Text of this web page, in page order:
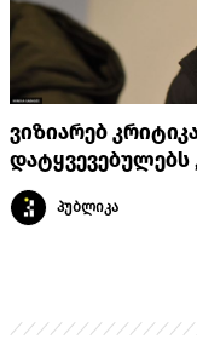
ვიზიარებ
დატყვევებულებს
პუბლიკა